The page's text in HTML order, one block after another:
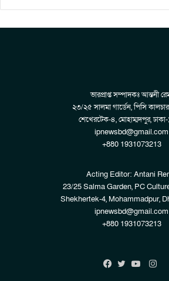
ভারপ্রাপ্ত সম্পাদকঃ আন্তনী
২৩/২৫ সালমা গার্ডেন, পিসি
শেখেরটেক-৪, মোহাম্মদপুর,
ipnewsbd@gmail.com
+880 1931073213
Acting Editor: Antani
23/25 Salma Garden, PC
Shekhertek-4, Mohammadpur,
ipnewsbd@gmail.com
+880 1931073213